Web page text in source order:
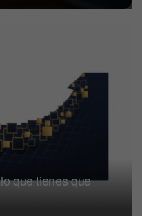
que tienes que